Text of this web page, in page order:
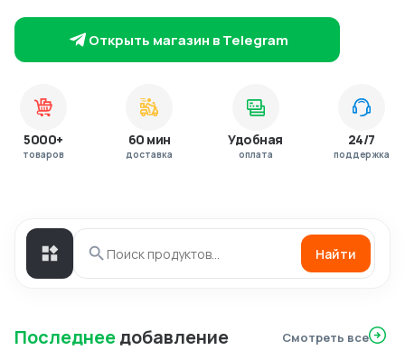
Открыть магазин в Telegram
5000+
товаров
60 мин
доставка
Удобная
оплата
24/7
поддержка
Найти
Последнеедобавление Смотреть все